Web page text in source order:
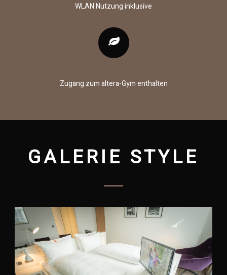
WLAN Nutzung inklusive
Zugang zum altera-Gym enthalten
GALERIE STYLE